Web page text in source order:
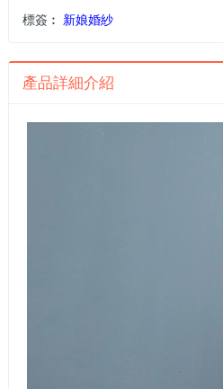
標簽︰ 新娘婚紗
產品詳細介紹